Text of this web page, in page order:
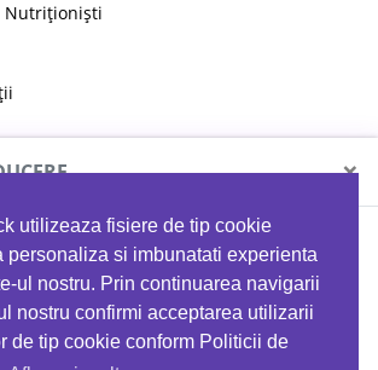
utilizeaza fisiere de tip cookie
personaliza si imbunatati experienta
ul nostru. Prin continuarea navigarii
nostru confirmi acceptarea utilizarii
de tip cookie conform Politicii de
Nutriționiști
×
MYPROTEIN
la orice comandă folosind codul
EATTRACK